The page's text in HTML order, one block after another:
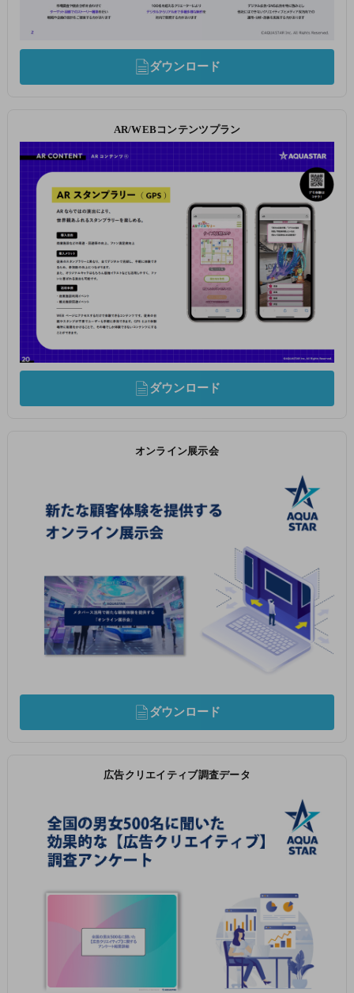
ダウンロード
AR/WEBコンテンツプラン
ダウンロード
オンライン展示会
ダウンロード
広告クリエイティブ調査データ